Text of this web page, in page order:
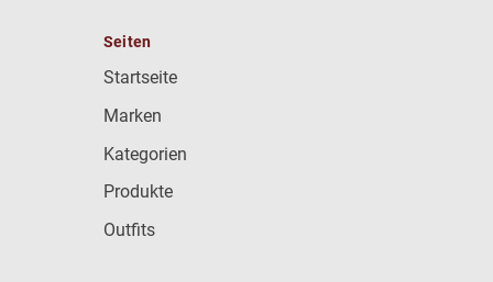
Seiten
Startseite
Marken
Kategorien
Produkte
Outfits